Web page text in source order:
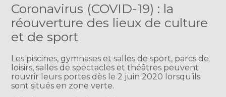
Coronavirus (COVID-19) : la
réouverture des lieux de culture
et de sport
Les piscines, gymnases et salles de sport, parcs de
loisirs, salles de spectacles et théâtres peuvent
rouvrir leurs portes dès le 2 juin 2020 lorsqu’ils
sont situés en zone verte.